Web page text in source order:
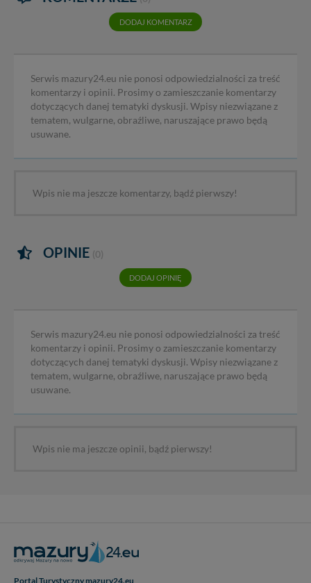
DODAJ KOMENTARZ
Serwis mazury24.eu nie ponosi odpowiedzialności za treść
komentarzy i opinii. Prosimy o zamieszczanie komentarzy
dotyczących danej tematyki dyskusji. Wpisy niezwiązane z
tematem, wulgarne, obraźliwe, naruszające prawo będą
usuwane.
Wpis nie ma jeszcze komentarzy, bądź pierwszy!
OPINIE (0)
DODAJ OPINIĘ
Serwis mazury24.eu nie ponosi odpowiedzialności za treść
komentarzy i opinii. Prosimy o zamieszczanie komentarzy
dotyczących danej tematyki dyskusji. Wpisy niezwiązane z
tematem, wulgarne, obraźliwe, naruszające prawo będą
usuwane.
Wpis nie ma jeszcze opinii, bądź pierwszy!
Portal Turystyczny mazury24.eu